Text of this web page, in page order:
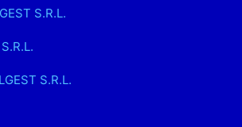
S.R.L.
S.R.L.